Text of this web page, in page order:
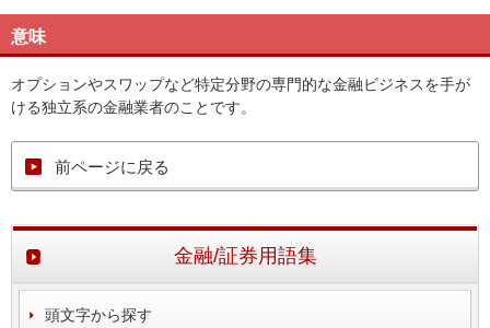
意味
オプションやスワップなど特定分野の専門的な金融ビジネスを手が
ける独立系の金融業者のことです。
前ページに戻る
金融/証券用語集
頭文字から探す